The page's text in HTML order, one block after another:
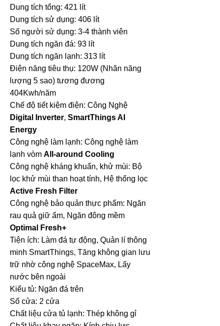
Dung tích tổng: 421 lít
Dung tích sử dụng: 406 lít
Số người sử dụng: 3-4 thành viên
Dung tích ngăn đá: 93 lít
Dung tích ngăn lạnh: 313 lít
Điện năng tiêu thụ: 120W (Nhãn năng
lượng 5 sao) tương đương
404Kwh/năm
Chế độ tiết kiệm điện: Công Nghệ
Digital Inverter, SmartThings AI
Energy
Công nghệ làm lạnh: Công nghệ làm
lạnh vòm All-around Cooling
Công nghệ kháng khuẩn, khử mùi: Bộ
lọc khử mùi than hoạt tính, Hệ thống lọc
Active Fresh Filter
Công nghệ bảo quản thực phẩm: Ngăn
rau quả giữ ẩm, Ngăn đông mềm
Optimal Fresh+
Tiện ích: Làm đá tự động, Quản lí thông
minh SmartThings, Tăng không gian lưu
trữ nhờ công nghệ SpaceMax, Lấy
nước bên ngoài
Kiểu tủ: Ngăn đá trên
Số cửa: 2 cửa
Chất liệu cửa tủ lạnh: Thép không gỉ